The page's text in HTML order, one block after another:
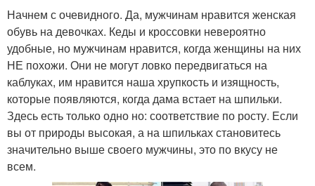
Начнем с очевидного. Да, мужчинам нравится женская
обувь на девочках. Кеды и кроссовки невероятно
удобные, но мужчинам нравится, когда женщины на них
НЕ похожи. Они не могут ловко передвигаться на
каблуках, им нравится наша хрупкость и изящность,
которые появляются, когда дама встает на шпильки.
Здесь есть только одно но: соответствие по росту. Если
вы от природы высокая, а на шпильках становитесь
значительно выше своего мужчины, это по вкусу не
всем.